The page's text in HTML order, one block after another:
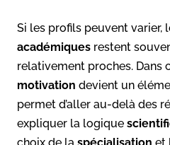
Si les profils peuvent varier,
académiques restent
relativement proches. Dans
motivation devient un
permet d’aller au-delà des
expliquer la logique